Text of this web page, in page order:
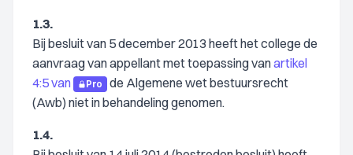
1.3.
Bij besluit van 5 december 2013 heeft het college de
aanvraag van appellant met toepassing vanartikel
4:5 van
Pro
de Algemene wet bestuursrecht
(Awb) niet in behandeling genomen.
1.4.